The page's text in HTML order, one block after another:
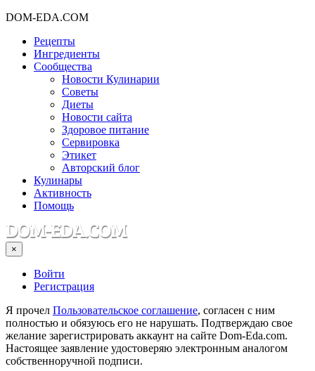
DOM-EDA.COM
Рецепты
Ингредиенты
Сообщества
Новости Кулинарии
Советы
Диеты
Новости сайта
Здоровое питание
Сервировка
Этикет
Авторский блог
Кулинары
Активность
Помощь
×
Войти
Регистрация
Я прочел Пользовательское соглашение, согласен с ним
полностью и обязуюсь его не нарушать. Подтверждаю свое
желание зарегистрировать аккаунт на сайте Dom-Eda.com.
Настоящее заявление удостоверяю электронным аналогом
собственноручной подписи.